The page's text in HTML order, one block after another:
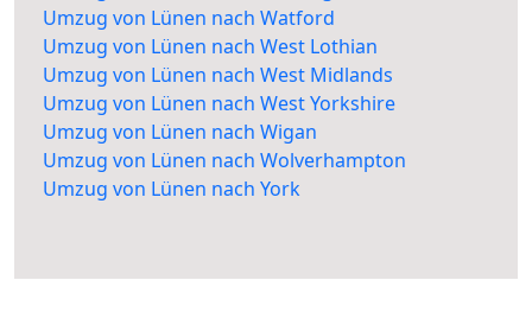
Umzug von Lünen nach Watford
Umzug von Lünen nach West Lothian
Umzug von Lünen nach West Midlands
Umzug von Lünen nach West Yorkshire
Umzug von Lünen nach Wigan
Umzug von Lünen nach Wolverhampton
Umzug von Lünen nach York